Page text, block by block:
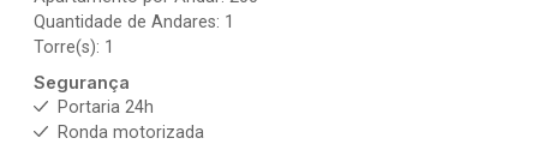
Quantidade de Andares: 1
Torre(s): 1
Segurança
Portaria 24h
Ronda motorizada